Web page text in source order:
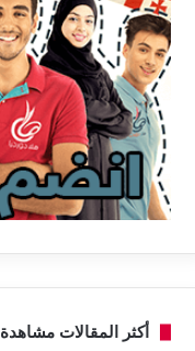
أكثر المقالات مشاهدة